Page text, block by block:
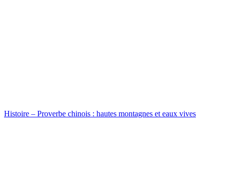
Histoire – Proverbe chinois : hautes montagnes et eaux vives